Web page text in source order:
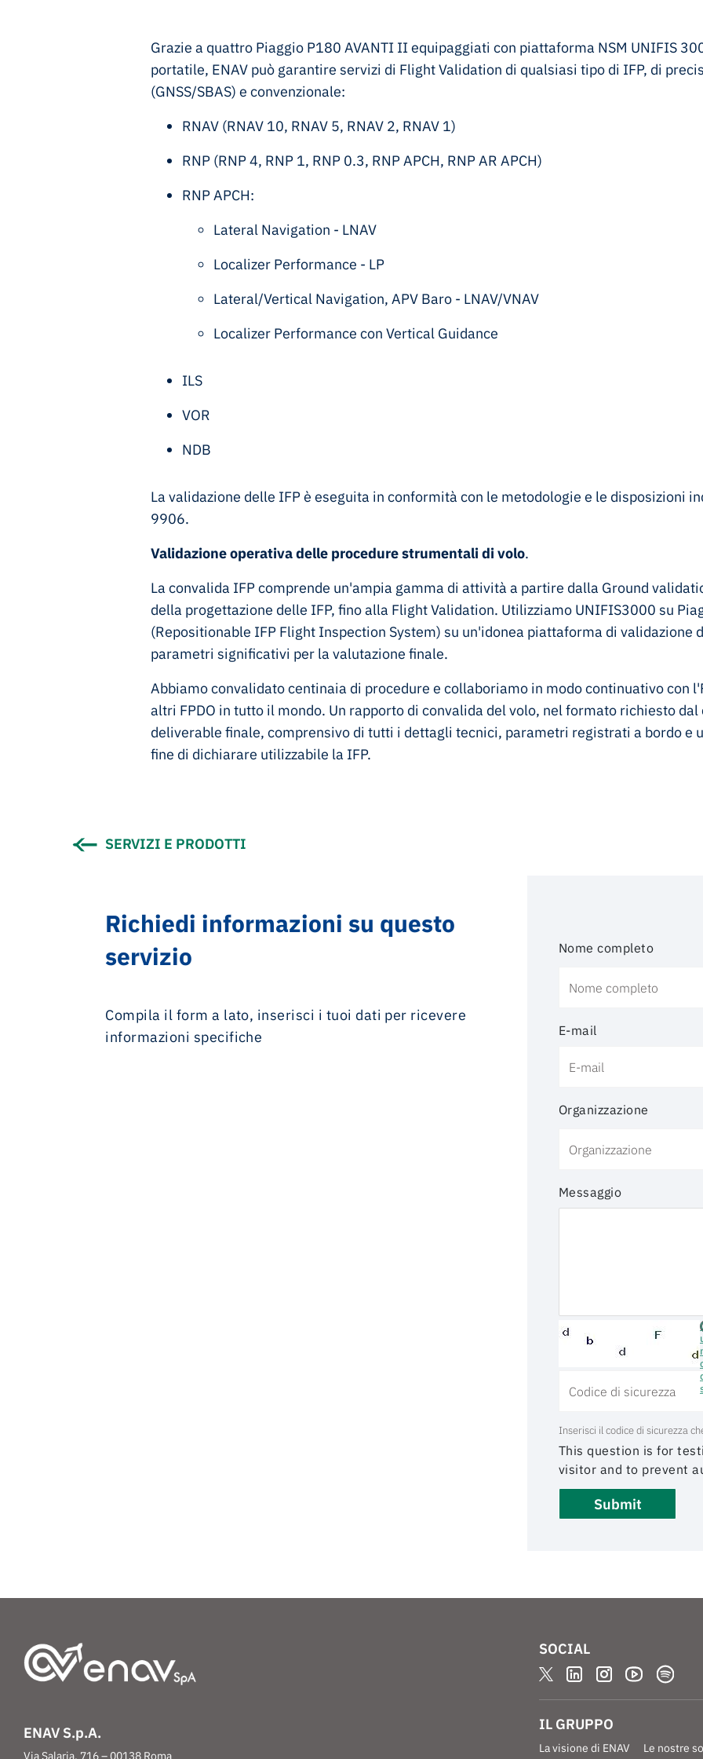
Grazie a quattro Piaggio P180 AVANTI II equipaggiati con piattaforma NSM UNIFIS
portatile, ENAV può garantire servizi di Flight Validation di qualsiasi tipo di IFP, di
(GNSS/SBAS) e convenzionale:
RNAV (RNAV 10, RNAV 5, RNAV 2, RNAV 1)
RNP (RNP 4, RNP 1, RNP 0.3, RNP APCH, RNP AR APCH)
RNP APCH:
Lateral Navigation - LNAV
Localizer Performance - LP
Lateral/Vertical Navigation, APV Baro - LNAV/VNAV
Localizer Performance con Vertical Guidance
ILS
VOR
NDB
La validazione delle IFP è eseguita in conformità con le metodologie e le disposizioni
9906.
Validazione operativa delle procedure strumentali di volo.
La convalida IFP comprende un'ampia gamma di attività a partire dalla Ground
della progettazione delle IFP, fino alla Flight Validation. Utilizziamo UNIFIS3000 su
(Repositionable IFP Flight Inspection System) su un'idonea piattaforma di validazione
parametri significativi per la valutazione finale.
Abbiamo convalidato centinaia di procedure e collaboriamo in modo continuativo con
altri FPDO in tutto il mondo. Un rapporto di convalida del volo, nel formato richiesto
deliverable finale, comprensivo di tutti i dettagli tecnici, parametri registrati a bordo e
fine di dichiarare utilizzabile la IFP.
SERVIZI E PRODOTTI
Richiedi informazioni su questo
servizio
Compila il form a lato, inserisci i tuoi dati per ricevere
informazioni specifiche
Nome completo
E-mail
Organizzazione
Messaggio
Inserisci il codice di sicurezza
This question is for
visitor and to prevent
ENAV S.p.A.
Via Salaria, 716 – 00138 Roma
SOCIAL
IL GRUPPO
La visione di ENAV Le nostre